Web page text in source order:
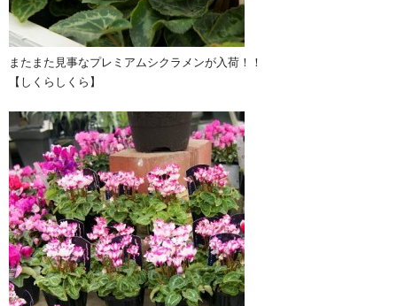
またまた見事なプレミアムシクラメンが入荷！！
【しくらしくら】